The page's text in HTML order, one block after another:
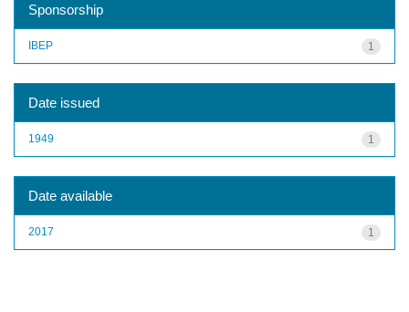
Sponsorship
1
IBEP
Date issued
1
1949
Date available
1
2017